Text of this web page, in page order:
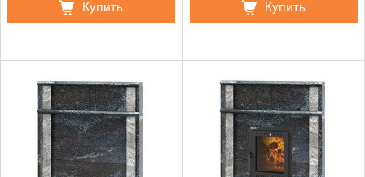
Купить Купить